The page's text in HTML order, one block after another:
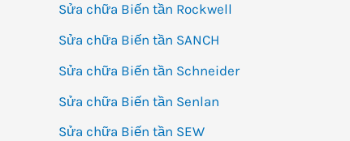
Sửa chữa Biến tần Rockwell
Sửa chữa Biến tần SANCH
Sửa chữa Biến tần Schneider
Sửa chữa Biến tần Senlan
Sửa chữa Biến tần SEW